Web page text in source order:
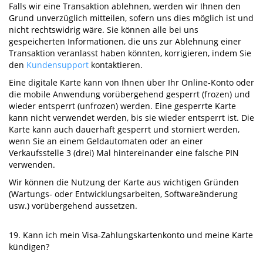
Falls wir eine Transaktion ablehnen, werden wir Ihnen den
Grund unverzüglich mitteilen, sofern uns dies möglich ist und
nicht rechtswidrig wäre. Sie können alle bei uns
gespeicherten Informationen, die uns zur Ablehnung einer
Transaktion veranlasst haben könnten, korrigieren, indem Sie
den Kundensupport kontaktieren.
Eine digitale Karte kann von Ihnen über Ihr Online-Konto oder
die mobile Anwendung vorübergehend gesperrt (frozen) und
wieder entsperrt (unfrozen) werden. Eine gesperrte Karte
kann nicht verwendet werden, bis sie wieder entsperrt ist. Die
Karte kann auch dauerhaft gesperrt und storniert werden,
wenn Sie an einem Geldautomaten oder an einer
Verkaufsstelle 3 (drei) Mal hintereinander eine falsche PIN
verwenden.
Wir können die Nutzung der Karte aus wichtigen Gründen
(Wartungs- oder Entwicklungsarbeiten, Softwareänderung
usw.) vorübergehend aussetzen.
19. Kann ich mein Visa-Zahlungskartenkonto und meine Karte
kündigen?